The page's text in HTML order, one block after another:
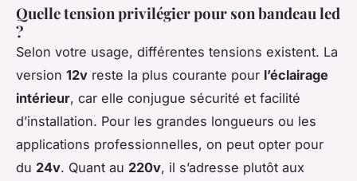
Quelle tension privilégier pour son bandeau led
?
Selon votre usage, différentes tensions existent. La
version 12v reste la plus courante pour l’éclairage
intérieur, car elle conjugue sécurité et facilité
d’installation. Pour les grandes longueurs ou les
applications professionnelles, on peut opter pour
du 24v. Quant au 220v, il s’adresse plutôt aux